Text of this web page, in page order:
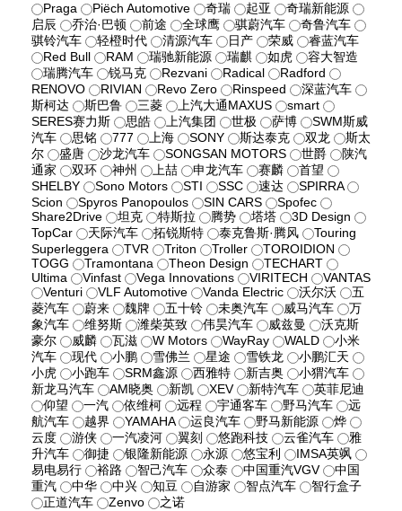
Praga
Piëch Automotive 奇瑞 起亚
奇瑞新能源
启辰
乔治·巴顿 前途 全球鹰 骐蔚汽车
奇鲁汽车
骐铃汽车
轻橙时代 清源汽车 日产 荣威
睿蓝汽车
Red Bull
RAM 瑞驰新能源 瑞麒 如虎
容大智造
瑞腾汽车
锐马克 Rezvani Radical
Radford
RENOVO
RIVIAN Revo Zero Rinspeed
深蓝汽车
斯柯达
斯巴鲁 三菱 上汽大通MAXUS
smart
SERES赛力斯
思皓 上汽集团 世极 萨博
SWM斯威
汽车
思铭 777 上海 SONY 斯达泰克 双龙
斯太
尔
盛唐 沙龙汽车 SONGSAN MOTORS 世爵
陕汽
通家
双环 神州 上喆 申龙汽车 赛麟
首望
SHELBY
Sono Motors STI SSC 速达
SPIRRA
Scion
Spyros Panopoulos SIN CARS
Spofec
Share2Drive
坦克 特斯拉 腾势 塔塔
3D Design
TopCar
天际汽车 拓锐斯特 泰克鲁斯·腾风
Touring
Superleggera
TVR Triton Troller
TOROIDION
TOGG
Tramontana Theon Design
TECHART
Ultima
Vinfast Vega Innovations VIRITECH
VANTAS
Venturi
VLF Automotive Vanda Electric 沃尔沃
五
菱汽车
蔚来 魏牌 五十铃 未奥汽车 威马汽车
万
象汽车
维努斯 潍柴英致 伟昊汽车 威兹曼
沃克斯
豪尔
威麟 瓦滋 W Motors WayRay WALD
小米
汽车
现代 小鹏 雪佛兰 星途 雪铁龙
小鹏汇天
小虎
小跑车 SRM鑫源 西雅特 新吉奥
小猬汽车
新龙马汽车
AM晓奥 新凯 XEV 新特汽车
英菲尼迪
仰望
一汽 依维柯 远程 宇通客车 野马汽车
远
航汽车
越界 YAMAHA 运良汽车 野马新能源
烨
云度
游侠 一汽凌河 翼刻 悠跑科技 云雀汽车
雅
升汽车
御捷 银隆新能源 永源 悠宝利
IMSA英飒
易电易行
裕路 智己汽车 众泰 中国重汽VGV
中国
重汽
中华 中兴 知豆 自游家 智点汽车
智行盒子
正道汽车
Zenvo 之诺